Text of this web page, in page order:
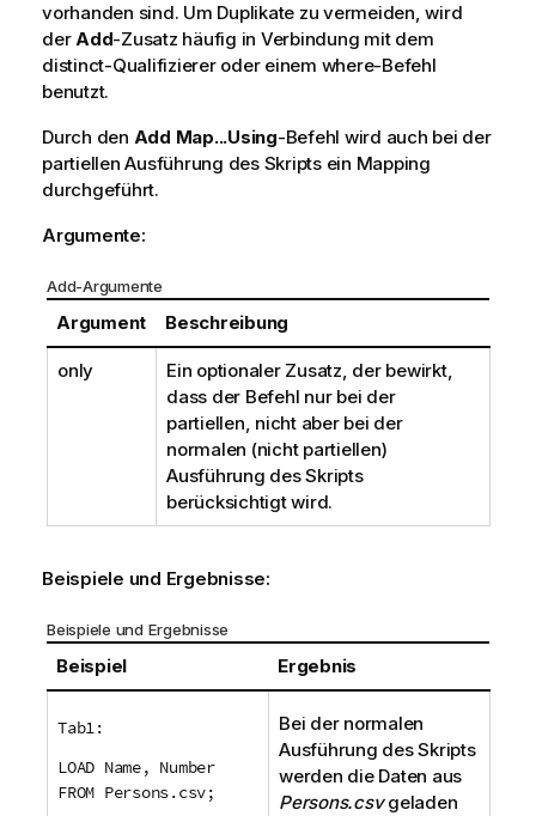
vorhanden sind. Um Duplikate zu vermeiden, wird
derAdd-Zusatz häufig in Verbindung mit dem
distinct-Qualifizierer oder einem where-Befehl
benutzt.
Durch den Add Map...Using-Befehl wird auch bei der
partiellen Ausführung des Skripts ein Mapping
durchgeführt.
Argumente:
Add-Argumente
Argument Beschreibung
only
Ein optionaler Zusatz, der bewirkt,
dass der Befehl nur bei der
partiellen, nicht aber bei der
normalen (nicht partiellen)
Ausführung des Skripts
berücksichtigt wird.
Beispiele und Ergebnisse:
Beispiele und Ergebnisse
Beispiel Ergebnis
Tab1:
LOAD Name, Number
FROM Persons.csv;
Bei der normalen
Ausführung des Skripts
werden die Daten aus
Persons.csvgeladen